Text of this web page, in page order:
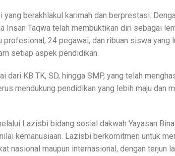
berakhlakul karimah dan berprestasi.
Insan Taqwa telah membuktikan diri sebagai
24 pegawai, dan ribuan siswa yang
setiap aspek pendidikan.
dari KB TK, SD, hingga SMP, yang telah
mendukung pendidikan yang lebih maju dan
Lazisbi bidang sosial dakwah Yayasan
kemanusiaan. Lazisbi berkomitmen untuk
nasional maupun internasional, dengan terjun